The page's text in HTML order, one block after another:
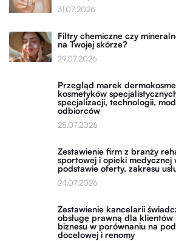
31.07.2026
Filtry chemiczne czy
na Twojej skórze?
29.07.2026
Przegląd marek
kosmetyków
specjalizacji, technologii,
odbiorców
28.07.2026
Zestawienie firm z branży
sportowej i opieki medycznej
podstawie oferty, zakresu
24.07.2026
Zestawienie kancelarii
obsługę prawną dla
biznesu w porównaniu na
docelowej i renomy